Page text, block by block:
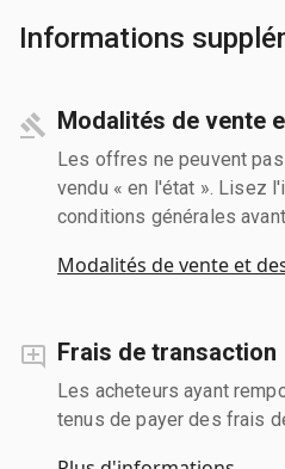
Informations
Modalités de vente
Les offres ne peuvent
vendu « en l'état ». Lisez
conditions générales
Modalités de vente et
Frais de transaction
Les acheteurs ayant
tenus de payer des frais